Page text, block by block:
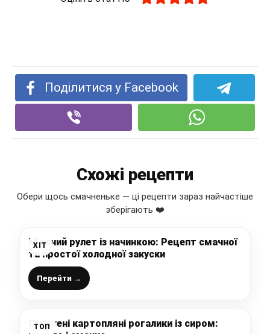
Поділитися у Facebook
Схожі рецепти
Обери щось смачненьке — ці рецепти зараз найчастіше
зберігають ❤️
ХІТ
М’ясний рулет із начинкою: Рецепт смачної
та простої холодної закуски
Перейти →
ТОП
Смажені картопляні рогалики із сиром: